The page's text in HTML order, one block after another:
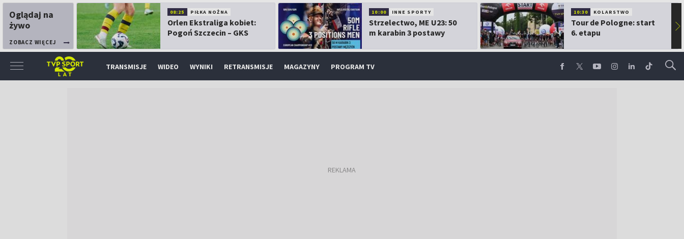
Oglądaj na
żywo
ZOBACZ WIĘCEJ
08:25 PIŁKA NOŻNA
Orlen Ekstraliga kobiet:
Pogoń Szczecin – GKS
10:00 INNE SPORTY
Strzelectwo, ME U23: 50
m karabin 3 postawy
10:30 KOLARSTWO
Tour de Pologne: start
6. etapu
▶
TRANSMISJE WIDEO WYNIKI RETRANSMISJE MAGAZYNY PROGRAM TV